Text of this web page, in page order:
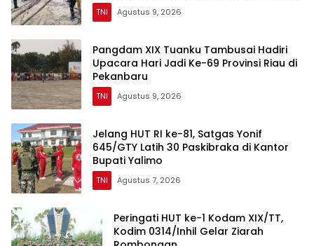
TNI Agustus 9, 2026
Pangdam XIX Tuanku Tambusai Hadiri
Upacara Hari Jadi Ke-69 Provinsi Riau di
Pekanbaru
TNI Agustus 9, 2026
Jelang HUT RI ke-81, Satgas Yonif
645/GTY Latih 30 Paskibraka di Kantor
Bupati Yalimo
TNI Agustus 7, 2026
Peringati HUT ke-1 Kodam XIX/TT,
Kodim 0314/Inhil Gelar Ziarah